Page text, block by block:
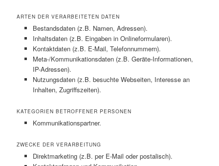
ARTEN DER VERARBEITETEN DATEN
Bestandsdaten (z.B. Namen, Adressen).
Inhaltsdaten (z.B. Eingaben in Onlineformularen).
Kontaktdaten (z.B. E-Mail, Telefonnummern).
Meta-/Kommunikationsdaten (z.B. Geräte-Informationen,
IP-Adressen).
Nutzungsdaten (z.B. besuchte Webseiten, Interesse an
Inhalten, Zugriffszeiten).
KATEGORIEN BETROFFENER PERSONEN
Kommunikationspartner.
ZWECKE DER VERARBEITUNG
Direktmarketing (z.B. per E-Mail oder postalisch).